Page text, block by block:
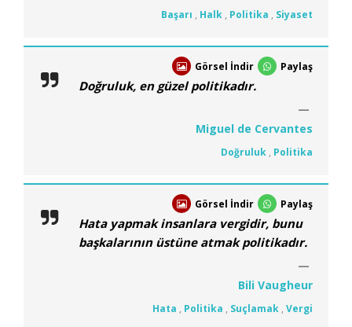
Başarı , Halk , Politika , Siyaset
Görsel İndir Paylaş
Doğruluk, en güzel politikadır.
Miguel de Cervantes
Doğruluk , Politika
Görsel İndir Paylaş
Hata yapmak insanlara vergidir, bunu
başkalarının üstüne atmak politikadır.
Bili Vaugheur
Hata , Politika , Suçlamak , Vergi